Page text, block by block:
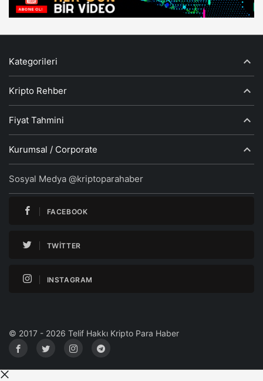
Kategorileri
Kripto Rehber
Fiyat Tahmini
Kurumsal / Corporate
Sosyal Medya @kriptoparahaber
FACEBOOK
TWITTER
INSTAGRAM
© 2017 - 2026 Telif Hakkı Kripto Para Haber